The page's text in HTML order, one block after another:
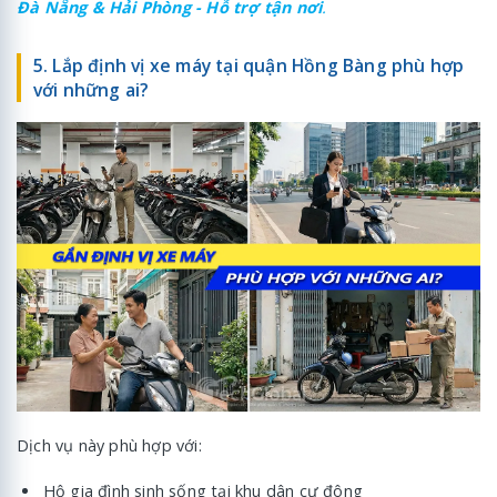
Đà Nẵng & Hải Phòng - Hỗ trợ tận nơi.
5. Lắp định vị xe máy tại quận Hồng Bàng phù hợp
với những ai?
Dịch vụ này phù hợp với:
Hộ gia đình sinh sống tại khu dân cư đông